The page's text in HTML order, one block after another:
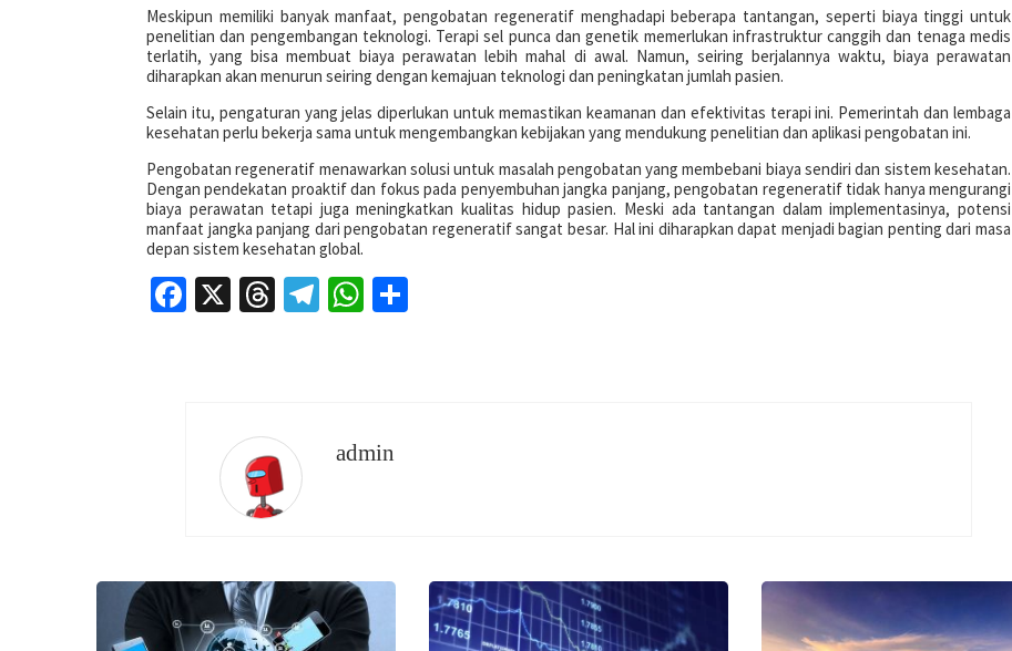
Meskipun memiliki banyak manfaat, pengobatan regeneratif menghadapi beberapa tantangan, seperti biaya tinggi untuk
penelitian dan pengembangan teknologi. Terapi sel punca dan genetik memerlukan infrastruktur canggih dan tenaga medis
terlatih, yang bisa membuat biaya perawatan lebih mahal di awal. Namun, seiring berjalannya waktu, biaya perawatan
diharapkan akan menurun seiring dengan kemajuan teknologi dan peningkatan jumlah pasien.
Selain itu, pengaturan yang jelas diperlukan untuk memastikan keamanan dan efektivitas terapi ini. Pemerintah dan lembaga
kesehatan perlu bekerja sama untuk mengembangkan kebijakan yang mendukung penelitian dan aplikasi pengobatan ini.
Pengobatan regeneratif menawarkan solusi untuk masalah pengobatan yang membebani biaya sendiri dan sistem kesehatan.
Dengan pendekatan proaktif dan fokus pada penyembuhan jangka panjang, pengobatan regeneratif tidak hanya mengurangi
biaya perawatan tetapi juga meningkatkan kualitas hidup pasien. Meski ada tantangan dalam implementasinya, potensi
manfaat jangka panjang dari pengobatan regeneratif sangat besar. Hal ini diharapkan dapat menjadi bagian penting dari masa
depan sistem kesehatan global.
Facebook
X Threads
Telegram
WhatsApp
admin